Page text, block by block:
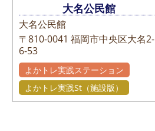
大名公民館
大名公民館
〒810-0041 福岡市中央区大名2-
6-53
よかトレ実践ステーション
よかトレ実践St（施設版）